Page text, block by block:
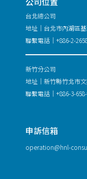
台北總公司
地址｜台北市內湖區
聯繫電話｜+886-2-
新竹分公司
地址｜新竹縣竹北市
聯繫電話｜+886-3-
申訴信箱
operation@hnl-